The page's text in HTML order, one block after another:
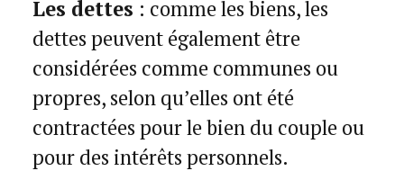
Les dettes : comme les biens, les
dettes peuvent également être
considérées comme communes ou
propres, selon qu’elles ont été
contractées pour le bien du couple ou
pour des intérêts personnels.